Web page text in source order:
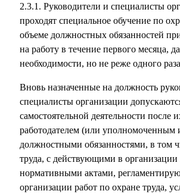
2.3.1. Руководители и специалисты
проходят специальное обучение по
объеме должностных обязанностей
на работу в течение первого месяца,
необходимости, но не реже одного
Вновь назначенные на должность
специалисты организации
самостоятельной деятельности после
работодателем (или уполномоченным
должностными обязанностями, в том
труда, с действующими в
нормативными актами,
организации работ по охране труда,